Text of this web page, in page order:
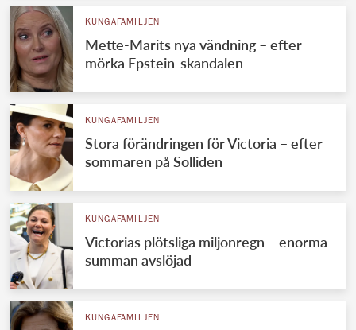
KUNGAFAMILJEN
Mette-Marits nya vändning – efter
mörka Epstein-skandalen
KUNGAFAMILJEN
Stora förändringen för Victoria – efter
sommaren på Solliden
KUNGAFAMILJEN
Victorias plötsliga miljonregn – enorma
summan avslöjad
KUNGAFAMILJEN